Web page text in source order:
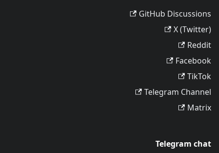
GitHub Discussions
X (Twitter)
Reddit
Facebook
TikTok
Telegram Channel
Matrix
Telegram chat